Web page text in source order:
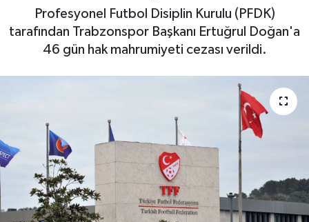
Profesyonel Futbol Disiplin Kurulu (PFDK)
tarafından Trabzonspor Başkanı Ertuğrul Doğan'a
46 gün hak mahrumiyeti cezası verildi.
Gündem
Haberler
Magazin
Müzik
Piyasa
Son Dakika Haberleri
Haber Arşivi